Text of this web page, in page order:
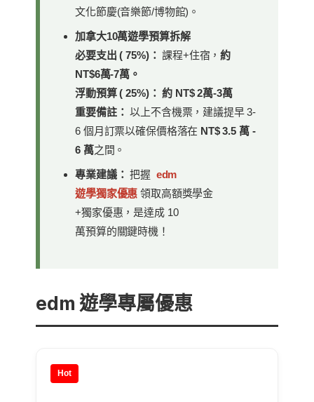
文化節慶(音樂節/博物館)。
加拿大10萬遊學預算拆解
必要支出 ( 75%)： 課程+住宿，約
NT$6萬-7萬。
浮動預算 ( 25%)： 約 NT$ 2萬-3萬
重要備註： 以上不含機票，建議提早 3-
6 個月訂票以確保價格落在 NT$ 3.5 萬 -
6 萬之間。
專業建議： 把握 edm
遊學獨家優惠 領取高額獎學金
+獨家優惠，是達成 10
萬預算的關鍵時機！
edm 遊學專屬優惠
Hot